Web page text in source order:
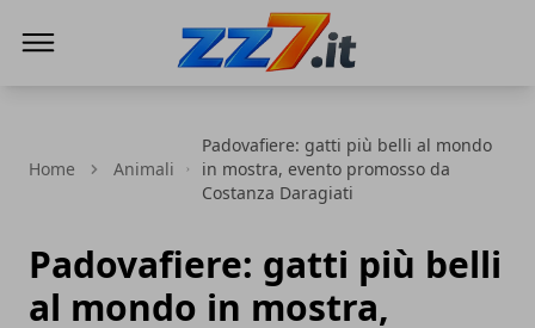
Home Animali
Padovafiere: gatti più belli al mondo
in mostra, evento promosso da
Costanza Daragiati
Padovafiere: gatti più belli
al mondo in mostra,